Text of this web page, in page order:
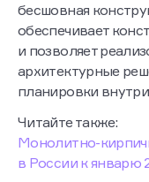
бесшовная
обеспечивает
и позволяет
архитектурные
планировки
Читайте также:
Монолитно-
в России к январю